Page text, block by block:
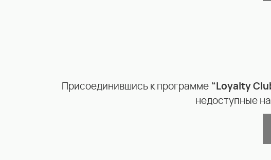
Присоединившись к программе “Loyalty
недоступные